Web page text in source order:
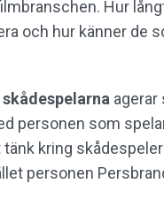
Hur
och hur känner de
agerar
personen som
kring
personen